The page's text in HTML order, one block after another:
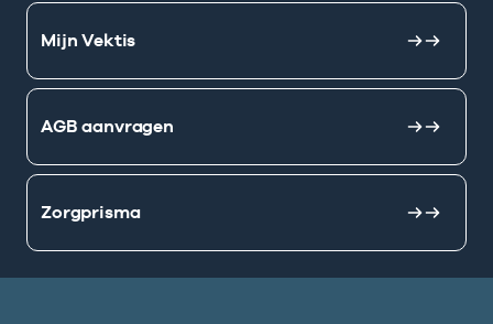
Mijn Vektis
AGB aanvragen
Zorgprisma